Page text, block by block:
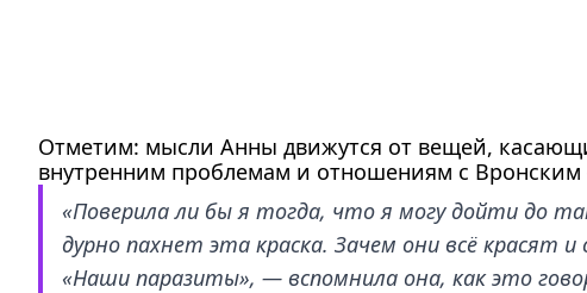
Отметим: мысли Анны движутся от вещей,
внутренним проблемам и отношениям с
«Поверила ли бы я тогда, что я могу дойти до
дурно пахнет эта краска. Зачем они всё
«Наши паразиты», — вспомнила она, как это